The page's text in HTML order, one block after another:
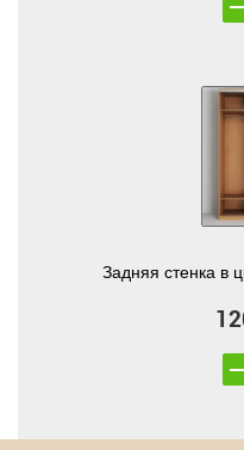
Задняя стенка в